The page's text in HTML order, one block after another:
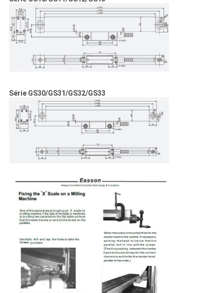
Série GS30/GS31/GS32/GS33